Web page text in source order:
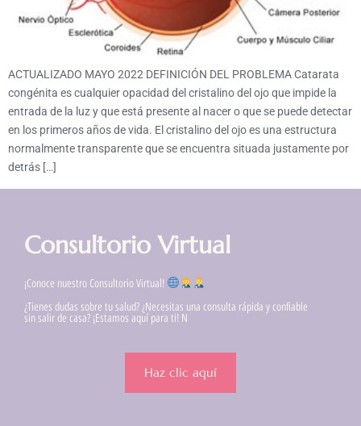
ACTUALIZADO MAYO 2022 DEFINICIÓN DEL PROBLEMA Catarata
congénita es cualquier opacidad del cristalino del ojo que impide la
entrada de la luz y que está presente al nacer o que se puede detectar
en los primeros años de vida. El cristalino del ojo es una estructura
normalmente transparente que se encuentra situada justamente por
detrás […]
Consultorio Virtual
¡Conoce nuestro Consultorio Virtual!
¿Tienes dudas sobre tu salud? ¿Necesitas una consulta rápida y confiable
sin salir de casa? ¡Estamos aquí para ti! N
Haz clic aquí